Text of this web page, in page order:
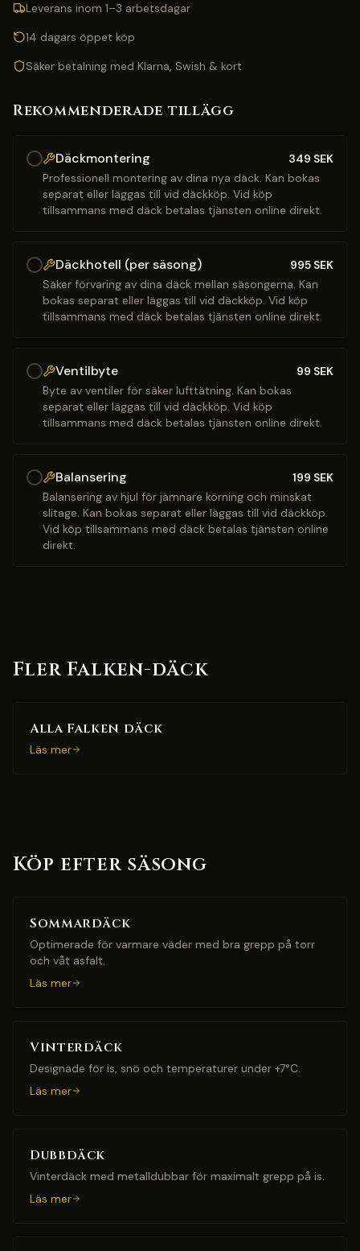
Leverans inom 1–3 arbetsdagar
14 dagars öppet köp
Säker betalning med Klarna, Swish & kort
Rekommenderade tillägg
Däckmontering 349 SEK
Professionell montering av dina nya däck. Kan bokas
separat eller läggas till vid däckköp. Vid köp
tillsammans med däck betalas tjänsten online direkt.
Däckhotell (per säsong) 995 SEK
Säker förvaring av dina däck mellan säsongerna. Kan
bokas separat eller läggas till vid däckköp. Vid köp
tillsammans med däck betalas tjänsten online direkt.
Ventilbyte 99 SEK
Byte av ventiler för säker lufttätning. Kan bokas
separat eller läggas till vid däckköp. Vid köp
tillsammans med däck betalas tjänsten online direkt.
Balansering 199 SEK
Balansering av hjul för jämnare körning och minskat
slitage. Kan bokas separat eller läggas till vid däckköp.
Vid köp tillsammans med däck betalas tjänsten online
direkt.
Fler Falken-däck
Alla Falken däck
Läs mer
Köp efter säsong
Sommardäck
Optimerade för varmare väder med bra grepp på torr
och våt asfalt.
Läs mer
Vinterdäck
Designade för is, snö och temperaturer under +7°C.
Läs mer
Dubbdäck
Vinterdäck med metalldubbar för maximalt grepp på is.
Läs mer